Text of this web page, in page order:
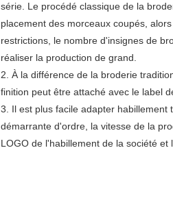
série. Le procédé classique de la
placement des morceaux coupés,
restrictions, le nombre d'insignes de
réaliser la production de grand.
2. À la différence de la broderie
finition peut être attaché avec le label
3. Il est plus facile adapter
démarrante d'ordre, la vitesse de la
LOGO de l'habillement de la société